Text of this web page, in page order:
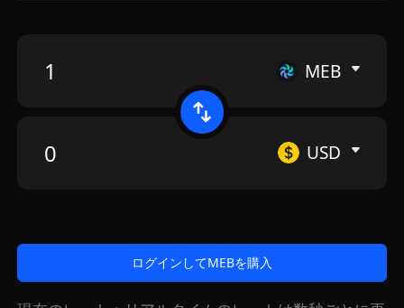
MEB
USD
ログインしてMEBを購入